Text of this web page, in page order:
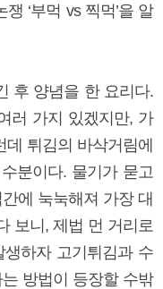
‘부먹 vs 찍먹’을 알
후 양념을 한 요리다.
러 가지 있겠지만, 가
데 튀김의 바삭거림에
분이다. 물기가 묻고
에 눅눅해져 가장 대
보니, 제법 먼 거리로
하자 고기튀김과 수
방법이 등장할 수밖